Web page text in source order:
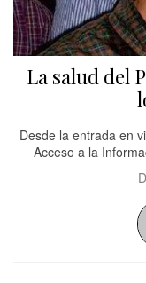
La salud del
Desde la entrada en
Acceso a la